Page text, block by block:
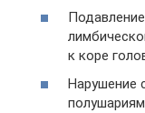
к коре
Нарушение